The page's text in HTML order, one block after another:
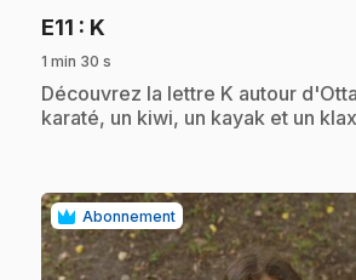
E11 : K
1 min 30 s
.Découvrez la lettre K autour
karaté, un kiwi, un kayak et un
Abonnement